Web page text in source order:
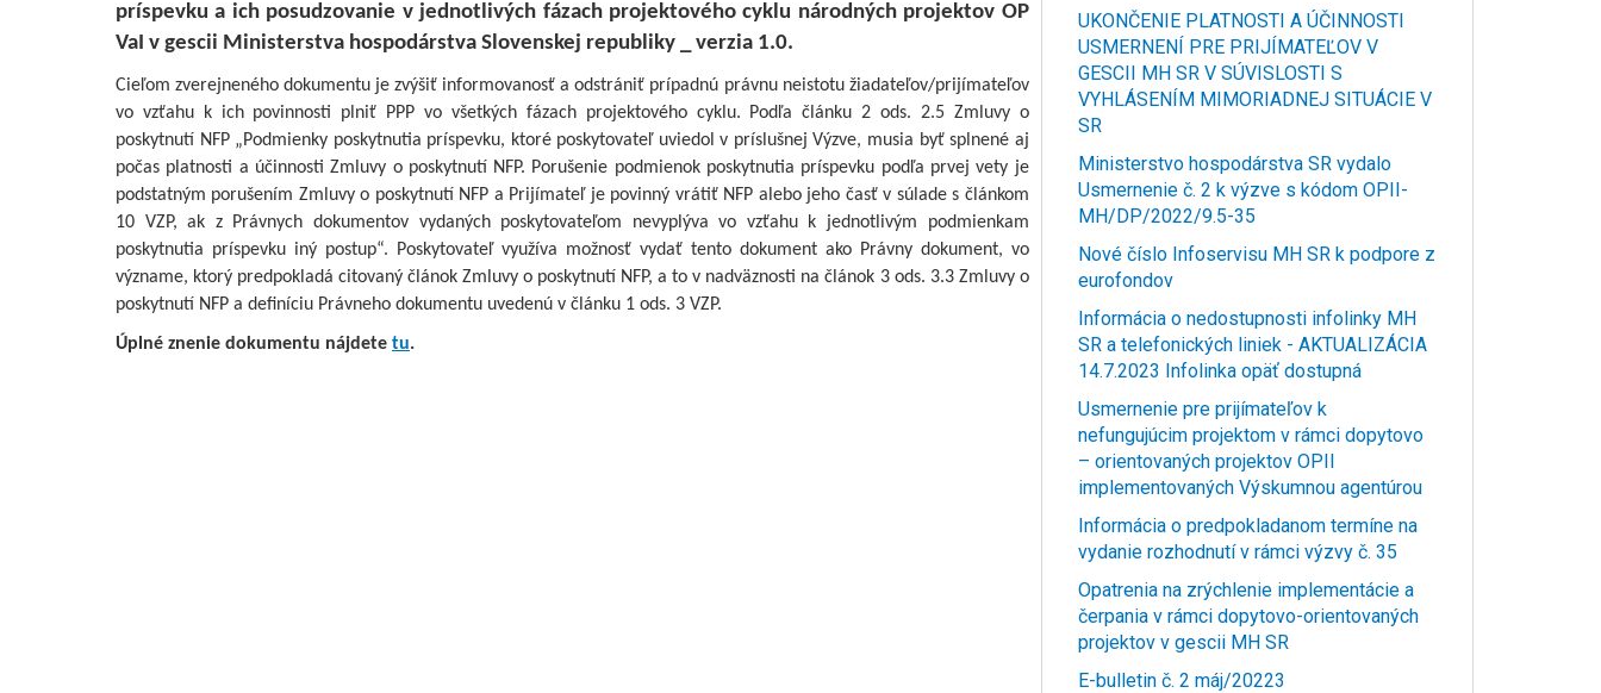
príspevku a ich posudzovanie v jednotlivých fázach projektového cyklu národných projektov OP
VaI v gescii Ministerstva hospodárstva Slovenskej republiky _ verzia 1.0.
Cieľom zverejneného dokumentu je zvýšiť informovanosť a odstrániť prípadnú právnu neistotu žiadateľov/prijímateľov
vo vzťahu k ich povinnosti plniť PPP vo všetkých fázach projektového cyklu. Podľa článku 2 ods. 2.5 Zmluvy o
poskytnutí NFP „Podmienky poskytnutia príspevku, ktoré poskytovateľ uviedol v príslušnej Výzve, musia byť splnené aj
počas platnosti a účinnosti Zmluvy o poskytnutí NFP. Porušenie podmienok poskytnutia príspevku podľa prvej vety je
podstatným porušením Zmluvy o poskytnutí NFP a Prijímateľ je povinný vrátiť NFP alebo jeho časť v súlade s článkom
10 VZP, ak z Právnych dokumentov vydaných poskytovateľom nevyplýva vo vzťahu k jednotlivým podmienkam
poskytnutia príspevku iný postup“. Poskytovateľ využíva možnosť vydať tento dokument ako Právny dokument, vo
význame, ktorý predpokladá citovaný článok Zmluvy o poskytnutí NFP, a to v nadväznosti na článok 3 ods. 3.3 Zmluvy o
poskytnutí NFP a definíciu Právneho dokumentu uvedenú v článku 1 ods. 3 VZP.
Úplné znenie dokumentu nájdete tu.
UKONČENIE PLATNOSTI A ÚČINNOSTI
USMERNENÍ PRE PRIJÍMATEĽOV V
GESCII MH SR V SÚVISLOSTI S
VYHLÁSENÍM MIMORIADNEJ SITUÁCIE V
SR
Ministerstvo hospodárstva SR vydalo
Usmernenie č. 2 k výzve s kódom OPII-
MH/DP/2022/9.5-35
Nové číslo Infoservisu MH SR k podpore z
eurofondov
Informácia o nedostupnosti infolinky MH
SR a telefonických liniek - AKTUALIZÁCIA
14.7.2023 Infolinka opäť dostupná
Usmernenie pre prijímateľov k
nefungujúcim projektom v rámci dopytovo
– orientovaných projektov OPII
implementovaných Výskumnou agentúrou
Informácia o predpokladanom termíne na
vydanie rozhodnutí v rámci výzvy č. 35
Opatrenia na zrýchlenie implementácie a
čerpania v rámci dopytovo-orientovaných
projektov v gescii MH SR
E-bulletin č. 2 máj/20223